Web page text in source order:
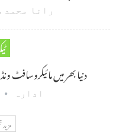
دنیا بھر میں
ادارہ